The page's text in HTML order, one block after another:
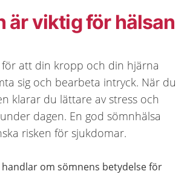
är viktig för hälsan
för att din kropp och din hjärna
sig och bearbeta intryck. När du
klarar du lättare av stress och
dagen. En god sömnhälsa
risken för sjukdomar.
om sömnens betydelse för